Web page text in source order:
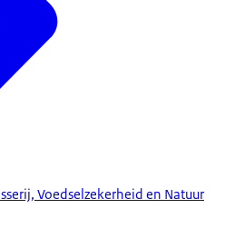
Voedselzekerheid en Natuur